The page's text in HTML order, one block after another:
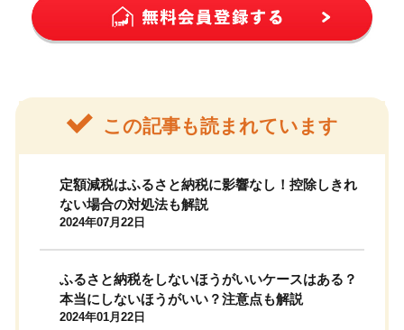
この記事も読まれています
定額減税はふるさと納税に影響なし！控除しきれ
ない場合の対処法も解説
2024年07月22日
ふるさと納税をしないほうがいいケースはある？
本当にしないほうがいい？注意点も解説
2024年01月22日